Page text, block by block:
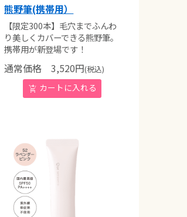
熊野筆(携帯用）
【限定300本】毛穴までふんわ
り美しくカバーできる熊野筆。
携帯用が新登場です！
通常価格 3,520円(税込)